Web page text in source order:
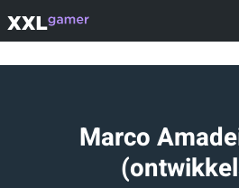
Marco